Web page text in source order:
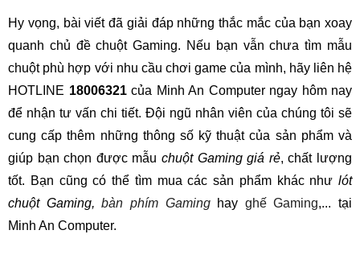
Hy vọng, bài viết đã giải đáp những thắc mắc của bạn xoay
quanh chủ đề chuột Gaming. Nếu bạn vẫn chưa tìm mẫu
chuột phù hợp với nhu cầu chơi game của mình, hãy liên hệ
HOTLINE 18006321của Minh An Computer ngay hôm nay
để nhận tư vấn chi tiết. Đội ngũ nhân viên của chúng tôi sẽ
cung cấp thêm những thông số kỹ thuật của sản phẩm và
giúp bạn chọn được mẫu chuột Gaming giá rẻ, chất lượng
tốt. Bạn cũng có thể tìm mua các sản phẩm khác như lót
chuột Gaming,bàn phím Gaminghay ghế Gaming,... tại
Minh An Computer.